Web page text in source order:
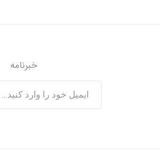
خبرنامه